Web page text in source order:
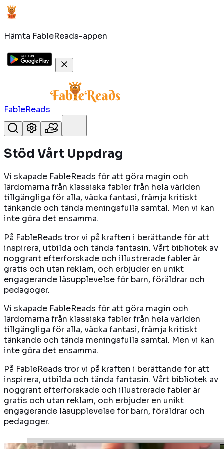
Hämta FableReads-appen
FableReads
Stöd Vårt Uppdrag
Vi skapade FableReads för att göra magin och
lärdomarna från klassiska fabler från hela världen
tillgängliga för alla, väcka fantasi, främja kritiskt
tänkande och tända meningsfulla samtal. Men vi kan
inte göra det ensamma.
På FableReads tror vi på kraften i berättande för att
inspirera, utbilda och tända fantasin. Vårt bibliotek av
noggrant efterforskade och illustrerade fabler är
gratis och utan reklam, och erbjuder en unikt
engagerande läsupplevelse för barn, föräldrar och
pedagoger.
Vi skapade FableReads för att göra magin och
lärdomarna från klassiska fabler från hela världen
tillgängliga för alla, väcka fantasi, främja kritiskt
tänkande och tända meningsfulla samtal. Men vi kan
inte göra det ensamma.
På FableReads tror vi på kraften i berättande för att
inspirera, utbilda och tända fantasin. Vårt bibliotek av
noggrant efterforskade och illustrerade fabler är
gratis och utan reklam, och erbjuder en unikt
engagerande läsupplevelse för barn, föräldrar och
pedagoger.